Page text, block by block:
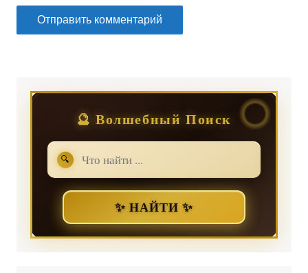
🔮 Волшебный Поиск
🔍
✨ НАЙТИ ✨